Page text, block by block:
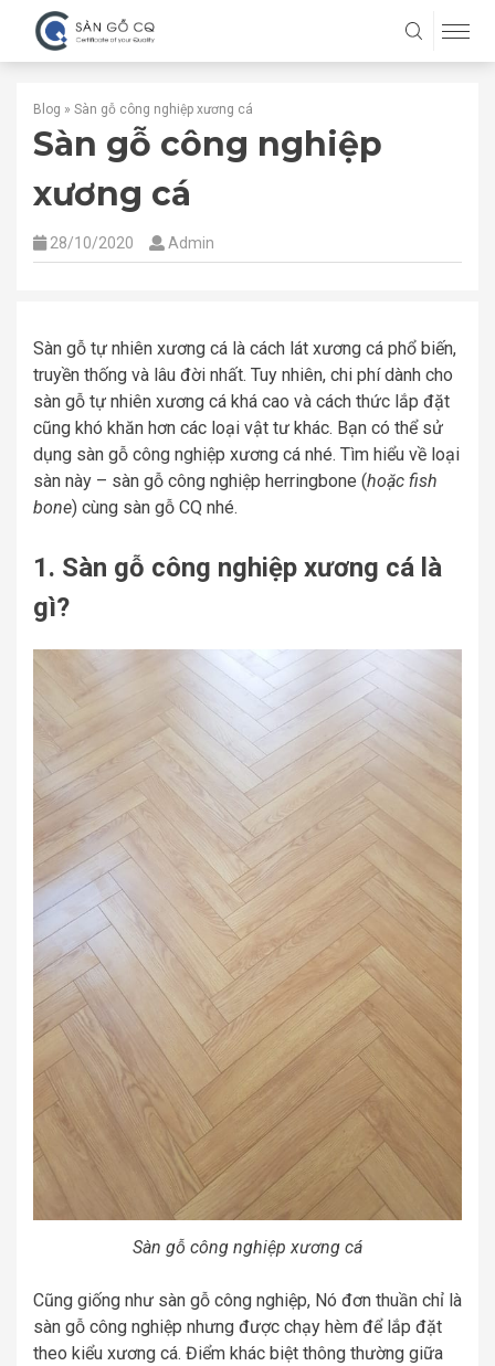
Blog » Sàn gỗ công nghiệp xương cá
Sàn gỗ công nghiệp
xương cá
28/10/2020 Admin
Sàn gỗ tự nhiên xương cá là cách lát xương cá phổ biến,
truyền thống và lâu đời nhất. Tuy nhiên, chi phí dành cho
sàn gỗ tự nhiên xương cá khá cao và cách thức lắp đặt
cũng khó khăn hơn các loại vật tư khác. Bạn có thể sử
dụng sàn gỗ công nghiệp xương cá nhé. Tìm hiểu về loại
sàn này – sàn gỗ công nghiệp herringbone (hoặc fish
bone) cùng sàn gỗ CQ nhé.
1. Sàn gỗ công nghiệp xương cá là
gì?
Sàn gỗ công nghiệp xương cá
Cũng giống như sàn gỗ công nghiệp, Nó đơn thuần chỉ là
sàn gỗ công nghiệp nhưng được chạy hèm để lắp đặt
theo kiểu xương cá. Điểm khác biệt thông thường giữa